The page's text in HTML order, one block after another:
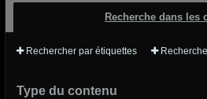
Recherche dans les
Rechercher par étiquettes
Type du contenu